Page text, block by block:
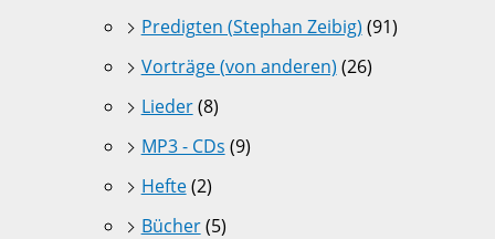
Predigten (Stephan Zeibig) (91)
Vorträge (von anderen) (26)
Lieder(8)
MP3 - CDs (9)
Hefte(2)
Bücher(5)